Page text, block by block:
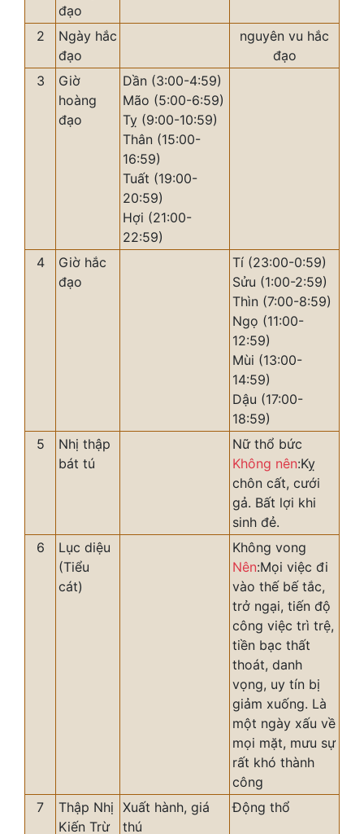
đạo
2
Ngày hắc
đạo
nguyên vu hắc
đạo
3
Giờ
hoàng
đạo
Dần (3:00-4:59)
Mão (5:00-6:59)
Tỵ (9:00-10:59)
Thân (15:00-
16:59)
Tuất (19:00-
20:59)
Hợi (21:00-
22:59)
4
Giờ hắc
đạo
Tí (23:00-0:59)
Sửu (1:00-2:59)
Thìn (7:00-8:59)
Ngọ (11:00-
12:59)
Mùi (13:00-
14:59)
Dậu (17:00-
18:59)
5
Nhị thập
bát tú
Nữ thổ bức
Không nên:Kỵ
chôn cất, cưới
gả. Bất lợi khi
sinh đẻ.
6
Lục diệu
(Tiểu
cát)
Không vong
Nên:Mọi việc đi
vào thế bế tắc,
trở ngại, tiến độ
công việc trì trệ,
tiền bạc thất
thoát, danh
vọng, uy tín bị
giảm xuống. Là
một ngày xấu về
mọi mặt, mưu sự
rất khó thành
công
7
Thập Nhị
Kiến Trừ
Xuất hành, giá
thú
Động thổ